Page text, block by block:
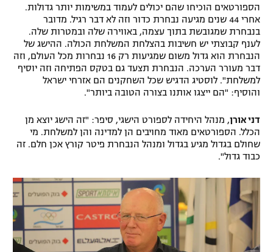
תקנון פעילות ספורט 1
רשיון להקרנה פומבית לבית עסק
הצטרפות לחבילת הערוצים
תגיות
הספורטאים הוכיחו שהם יכולים לעמוד במשימות יותר גדולות.
אחרי 44 שנים מגיעה נבחרת כדור וזה לא דבר רגיל. מדובר
בנבחרת שמגובשת בתוך עצמה, באווירה שלה ובמטרות שלה.
לענף קבוצתי יש חשיבות בהצלחת המשלחת הכולה. ההישג של
הנבחרת הוא גדול משום שמגיעות רק 16 נבחרות מכל העולם, וזה
דבר מעורר הערכה. הנבחרת תצעד גם בטקס הפתיחה וזה יוסיף
למשלחת". לוסטיג הדגיש שכל השחקנים הם אזרחי ישראל
והוסיף: "הם ייצגו אותנו בצורה הטובה ביותר".
דני אורן, מנהל היחידה לספורט הישגי, סיפר: "זה הישג יוצא מן
הכלל. הספורטאים מאוד מחויבים הן למדינה והן למשלחת. מי
שחולם בגדול מגיע בגדול ומנהל הנבחרת פיטר קורץ אכן חלם. זה
כבוד גדול".